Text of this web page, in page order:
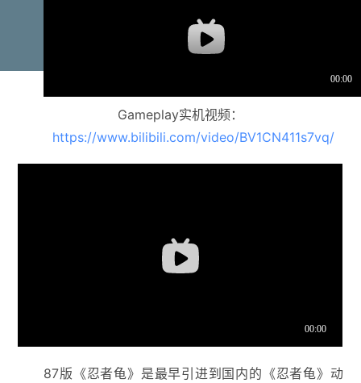
Gameplay实机视频：
https://www.bilibili.com/video/BV1CN411s7vq/
87版《忍者龟》是最早引进到国内的《忍者龟》动